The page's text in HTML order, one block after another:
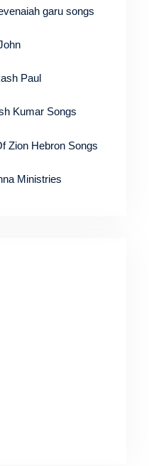
garu songs
Paul
Kumar Songs
Hebron Songs
Ministries